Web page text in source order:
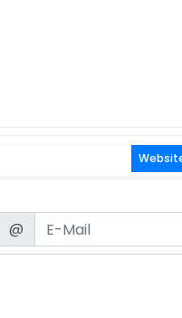
Email
@